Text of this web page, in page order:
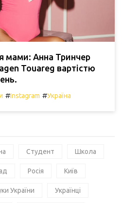
мами: Анна Тринчер
Touareg вартістю
#Instagram #Україна
Студент Школа
Росія Київ
України Українці